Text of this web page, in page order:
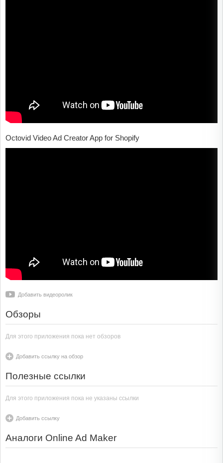
How To Create A HIGH-CONVERTING Video Ad (Step-By-Step
For Beginners)